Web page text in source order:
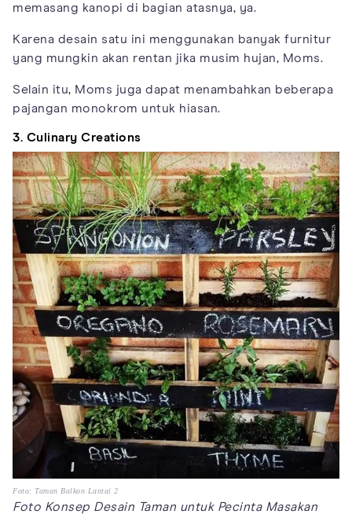
memasang kanopi di bagian atasnya, ya.
Karena desain satu ini menggunakan banyak furnitur
yang mungkin akan rentan jika musim hujan, Moms.
Selain itu, Moms juga dapat menambahkan beberapa
pajangan monokrom untuk hiasan.
3. Culinary Creations
Foto: Taman Balkon Lantai 2
Foto Konsep Desain Taman untuk Pecinta Masakan